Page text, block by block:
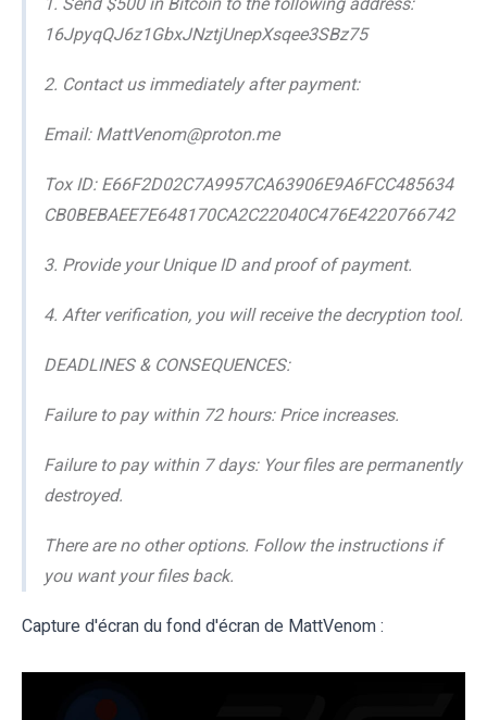
16JpyqQJ6z1GbxJNztjUnepXsqee3SBz75
2. Contact us immediately after payment:
Email: MattVenom@proton.me
Tox ID: E66F2D02C7A9957CA63906E9A6FCC485634
CB0BEBAEE7E648170CA2C22040C476E4220766742
3. Provide your Unique ID and proof of payment.
4. After verification, you will receive the decryption tool.
DEADLINES & CONSEQUENCES:
Failure to pay within 72 hours: Price increases.
Failure to pay within 7 days: Your files are permanently
destroyed.
There are no other options. Follow the instructions if
you want your files back.
Capture d'écran du fond d'écran de MattVenom :